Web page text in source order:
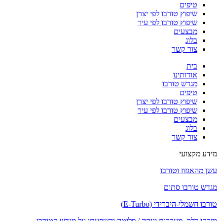
טיפים
שיפוץ טורבו לפי יצרן
שיפוץ טורבו לפי עיר
מבצעים
בלוג
צור קשר
בית
אודותינו
מגדש טורבו
טיפים
שיפוץ טורבו לפי יצרן
שיפוץ טורבו לפי עיר
מבצעים
בלוג
צור קשר
מידע מקצועי
עשן מהאגזוז וטורבו
מגדש טורבו סתום
טורבו חשמלי-היברידי (E-Turbo)